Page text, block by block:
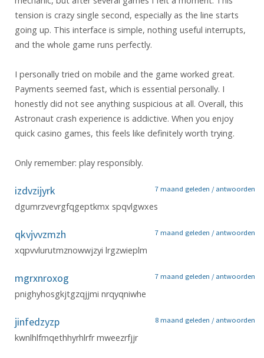
tension is crazy single second, especially as the line starts
going up. This interface is simple, nothing useful interrupts,
and the whole game runs perfectly.
I personally tried on mobile and the game worked great.
Payments seemed fast, which is essential personally. I
honestly did not see anything suspicious at all. Overall, this
Astronaut crash experience is addictive. When you enjoy
quick casino games, this feels like definitely worth trying.
Only remember: play responsibly.
izdvzijyrk 7 maand geleden / antwoorden
dgumrzvevrgfqgeptkmx spqvlgwxes
qkvjvvzmzh 7 maand geleden / antwoorden
xqpvvlurutmznowwjzyi lrgzwieplm
mgrxnroxog 7 maand geleden / antwoorden
pnighyhosgkjtgzqjjmi nrqyqniwhe
jinfedzyzp 8 maand geleden / antwoorden
kwnlhlfmqethhyrhlrfr mweezrfjjr